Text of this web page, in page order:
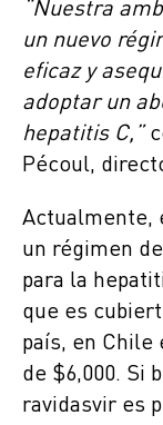
“Nuestra
un nuevo
eficaz y
adoptar un
hepatitis C,”
Pécoul,
Actualmente,
un régimen
para la
que es
país, en Chile
de $6,000. Si
ravidasvir es